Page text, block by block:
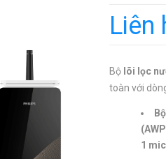
Liên
Bộ lõi lọc
toàn với
1